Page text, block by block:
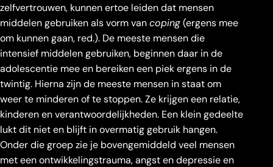
zelfvertrouwen, kunnen ertoe leiden dat mensen
middelen gebruiken als vorm vancoping(ergens mee
om kunnen gaan, red.). De meeste mensen die
intensief middelen gebruiken, beginnen daar in de
adolescentie mee en bereiken een piek ergens in de
twintig. Hierna zijn de meeste mensen in staat om
weer te minderen of te stoppen. Ze krijgen een relatie,
kinderen en verantwoordelijkheden. Een klein gedeelte
lukt dit niet en blijft in overmatig gebruik hangen.
Onder die groep zie je bovengemiddeld veel mensen
met een ontwikkelingstrauma, angst en depressie en